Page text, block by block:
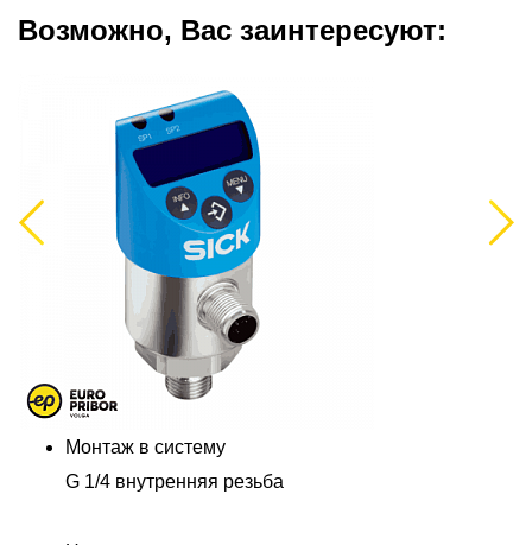
Возможно, Вас заинтересуют:
Previous
Монтаж в систему
G 1/4 внутренняя резьба
Next